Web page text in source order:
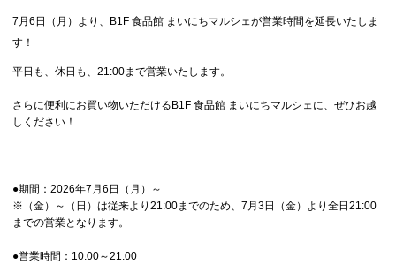
7月6日（月）より、B1F 食品館 まいにちマルシェが営業時間を延長いたしま
す！
平日も、休日も、21:00まで営業いたします。
さらに便利にお買い物いただけるB1F 食品館 まいにちマルシェに、ぜひお越
しください！
●期間：2026年7月6日（月）～
※（金）～（日）は従来より21:00までのため、7月3日（金）より全日21:00
までの営業となります。
●営業時間：10:00～21:00